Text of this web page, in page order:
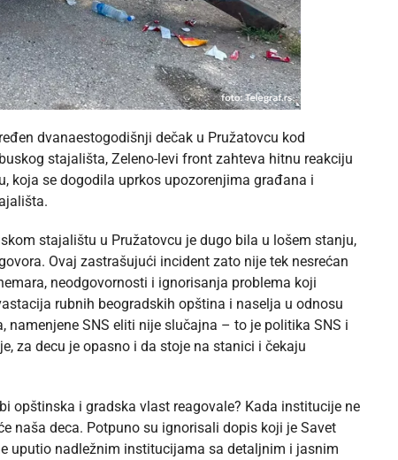
dvanaestogodišnji dečak u Pružatovcu kod
stajališta, Zeleno-levi front zahteva hitnu reakciju
koja se dogodila uprkos upozorenjima građana i
stajalištu u Pružatovcu je dugo bila u lošem stanju,
Ovaj zastrašujući incident zato nije tek nesrećan
neodgovornosti i ignorisanja problema koji
rubnih beogradskih opština i naselja u odnosu
namenjene SNS eliti nije slučajna – to je politika SNS i
za decu je opasno i da stoje na stanici i čekaju
opštinska i gradska vlast reagovale? Kada institucije ne
naša deca. Potpuno su ignorisali dopis koji je Savet
uputio nadležnim institucijama sa detaljnim i jasnim